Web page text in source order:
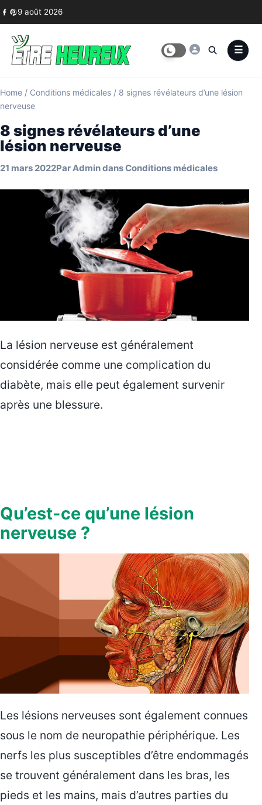
Skip to content
9 août 2026
Home / Conditions médicales / 8 signes révélateurs d’une lésion
nerveuse
8 signes révélateurs d’une
lésion nerveuse
21 mars 2022ParAdmindansConditions médicales
La lésion nerveuse est généralement
considérée comme une complication du
diabète, mais elle peut également survenir
après une blessure.
Qu’est-ce qu’une lésion
nerveuse ?
Les lésions nerveuses sont également connues
sous le nom de neuropathie périphérique. Les
nerfs les plus susceptibles d’être endommagés
se trouvent généralement dans les bras, les
pieds et les mains, mais d’autres parties du